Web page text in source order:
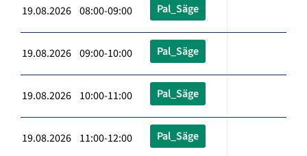
19.08.2026 08:00-09:00 Pal_Säge
19.08.2026 09:00-10:00 Pal_Säge
19.08.2026 10:00-11:00 Pal_Säge
19.08.2026 11:00-12:00 Pal_Säge